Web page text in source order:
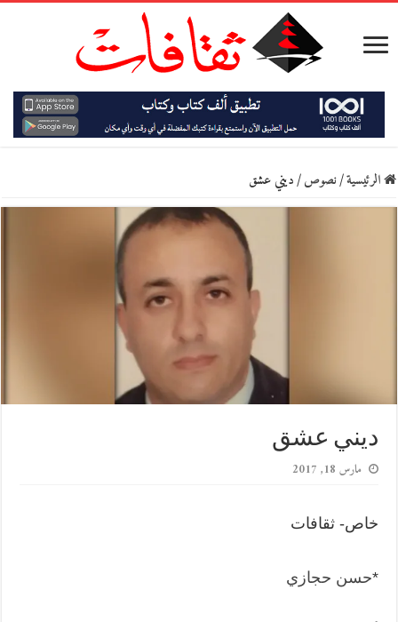
الرئيسية/نصوص/ديني عشق
ديني عشق
مارس 18, 2017
خاص- ثقافات
*حسن حجازي